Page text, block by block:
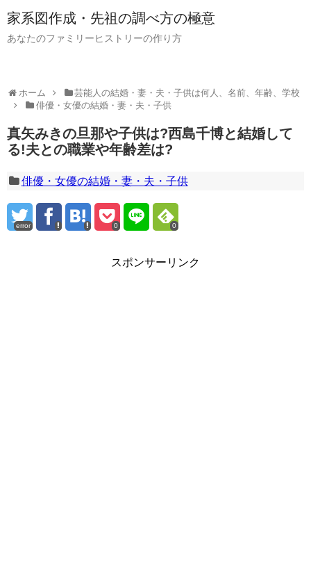
家系図作成・先祖の調べ方の極意
あなたのファミリーヒストリーの作り方
ホーム
芸能人の結婚・妻・夫・子供は何人、名前、年齢、学校
俳優・女優の結婚・妻・夫・子供
真矢みきの旦那や子供は?西島千博と結婚して
る!夫との職業や年齢差は?
俳優・女優の結婚・妻・夫・子供
error 0 0
スポンサーリンク